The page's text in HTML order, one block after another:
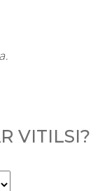
VITILSI?